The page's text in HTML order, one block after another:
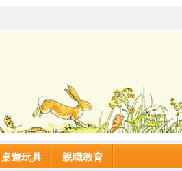
桌遊玩具 親職教育